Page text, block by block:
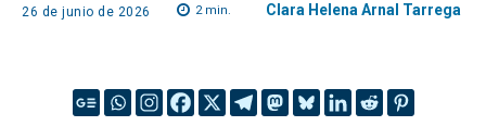
26 de junio de 2026 2min. Clara Helena Arnal Tarrega